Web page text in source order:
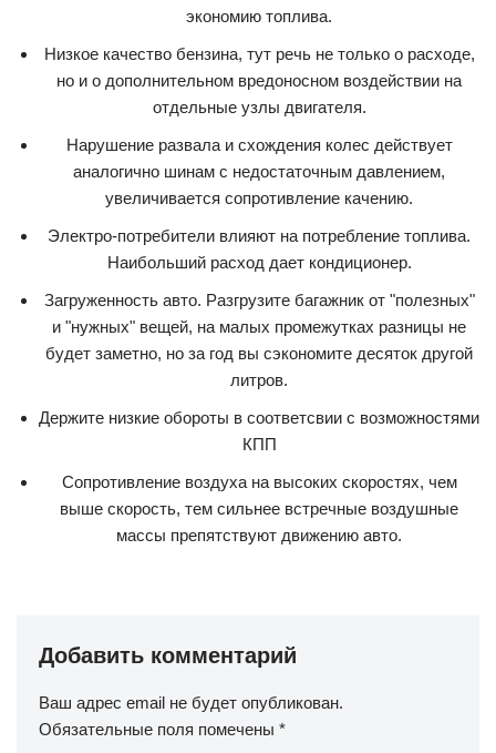
экономию топлива.
Низкое качество бензина, тут речь не только о расходе,
но и о дополнительном вредоносном воздействии на
отдельные узлы двигателя.
Нарушение развала и схождения колес действует
аналогично шинам с недостаточным давлением,
увеличивается сопротивление качению.
Электро-потребители влияют на потребление топлива.
Наибольший расход дает кондиционер.
Загруженность авто. Разгрузите багажник от "полезных"
и "нужных" вещей, на малых промежутках разницы не
будет заметно, но за год вы сэкономите десяток другой
литров.
Держите низкие обороты в соответсвии с возможностями
КПП
Сопротивление воздуха на высоких скоростях, чем
выше скорость, тем сильнее встречные воздушные
массы препятствуют движению авто.
Добавить комментарий
Ваш адрес email не будет опубликован.
Обязательные поля помечены *